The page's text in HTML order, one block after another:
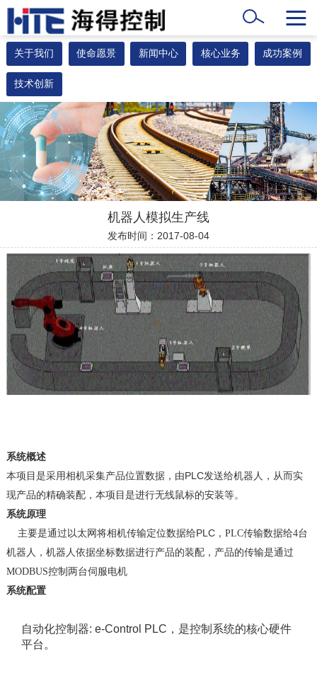
关于我们 使命愿景 新闻中心 核心业务 成功案例
技术创新
机器人模拟生产线
发布时间：2017-08-04
系统概述
本项目是采用相机采集产品位置数据，由PLC发送给机器人，从而实
现产品的精确装配，本项目是进行无线鼠标的安装等。
系统原理
主要是通过以太网将相机传输定位数据给PLC， PLC传输数据给4台
机器人，机器人依据坐标数据进行产品的装配，产品的传输是通过
MODBUS控制两台伺服电机
系统配置
自动化控制器: e-Control PLC，是控制系统的核心硬件
平台。